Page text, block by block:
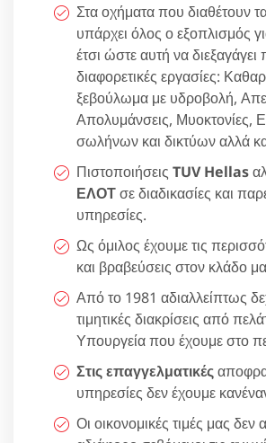
Στα οχήματα που διαθέτουν
υπάρχει όλος ο εξοπλισμός
έτσι ώστε αυτή να διεξαγάγει
διαφορετικές εργασίες:
ξεβούλωμα με υδροβολή,
Απολυμάνσεις, Μυοκτονίες,
σωλήνων και δικτύων αλλά
Πιστοποιήσεις TUV Hellas
ΕΛΟΤσε διαδικασίες και
υπηρεσίες.
Ως όμιλος έχουμε τις
και βραβεύσεις στον κλάδο
Από το 1981 αδιαλλείπτως
τιμητικές διακρίσεις από
Υπουργεία που έχουμε στο
Στις επαγγελματικές
υπηρεσίες δεν έχουμε
Οι οικονομικές τιμές μας